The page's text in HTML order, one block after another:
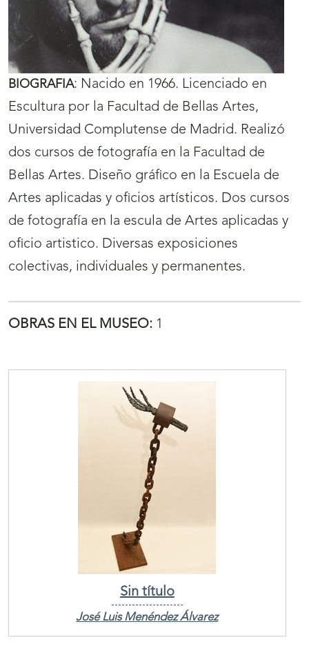
BIOGRAFIA: Nacido en 1966. Licenciado en
Escultura por la Facultad de Bellas Artes,
Universidad Complutense de Madrid. Realizó
dos cursos de fotografía en la Facultad de
Bellas Artes. Diseño gráfico en la Escuela de
Artes aplicadas y oficios artísticos. Dos cursos
de fotografía en la escula de Artes aplicadas y
oficio artistico. Diversas exposiciones
colectivas, individuales y permanentes.
OBRAS EN EL MUSEO: 1
Sin título
José Luis Menéndez Álvarez